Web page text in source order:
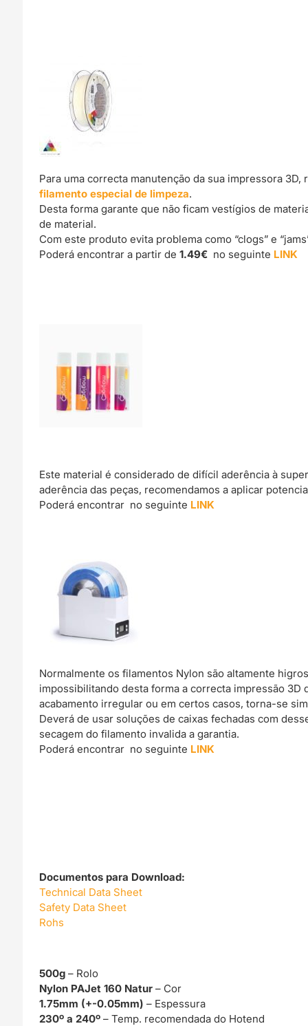
Para uma correcta manutenção da sua impressora
filamento especial de limpeza.
Desta forma garante que não ficam vestígios de
de material.
Com este produto evita problema como “clogs” e
Poderá encontrar a partir de1.49€ no seguinte LINK
Este material é considerado de difícil aderência à
aderência das peças, recomendamos a aplicar
Poderá encontrar no seguinte LINK
Normalmente os filamentos Nylon são altamente
impossibilitando desta forma a correcta impressão
acabamento irregular ou em certos casos, torna-se
Deverá de usar soluções de caixas fechadas com
secagem do filamento invalida a garantia.
Poderá encontrar no seguinte LINK
Documentos para Download:
Technical Data Sheet
Safety Data Sheet
Rohs
500g – Rolo
Nylon PAJet 160 Natur– Cor
1.75mm (+-0.05mm)– Espessura
230º a 240º– Temp. recomendada do Hotend